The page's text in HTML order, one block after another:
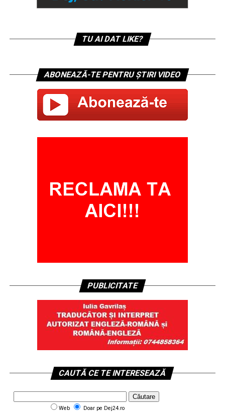
TU AI DAT LIKE?
ABONEAZĂ-TE PENTRU ȘTIRI VIDEO
PUBLICITATE
CAUTĂ CE TE INTERESEAZĂ
Web Doar pe Dej24.ro